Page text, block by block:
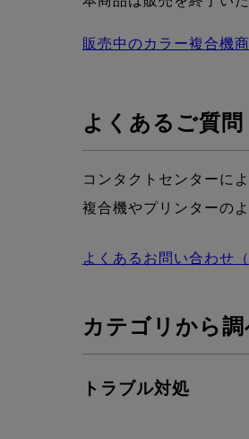
販売中のカラー複合機
よくあるご質問
コンタクトセンターに
複合機やプリンターの
よくあるお問い合わせ
カテゴリから調
トラブル対処